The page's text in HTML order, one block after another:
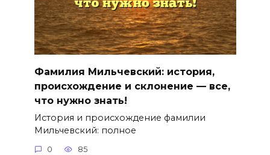
Фамилия Мильчевский: история,
происхождение и склонение — все,
что нужно знать!
История и происхождение фамилии
Мильчевский: полное
0 85